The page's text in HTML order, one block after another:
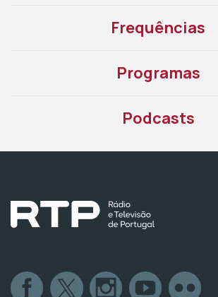
Frequências
Programas
Podcasts